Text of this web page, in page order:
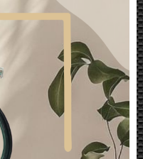
STROBO MATA P2,5 P2.5
DEVILS EYES TEGANGAN
UNIVERSAL (BISA 12 DAN 24,
BISA RUBAH ANIMASI DAN
TULISAN DARI HAPE)
UKURAN 16X160 CM DENGAN
BOX 20X164 CM